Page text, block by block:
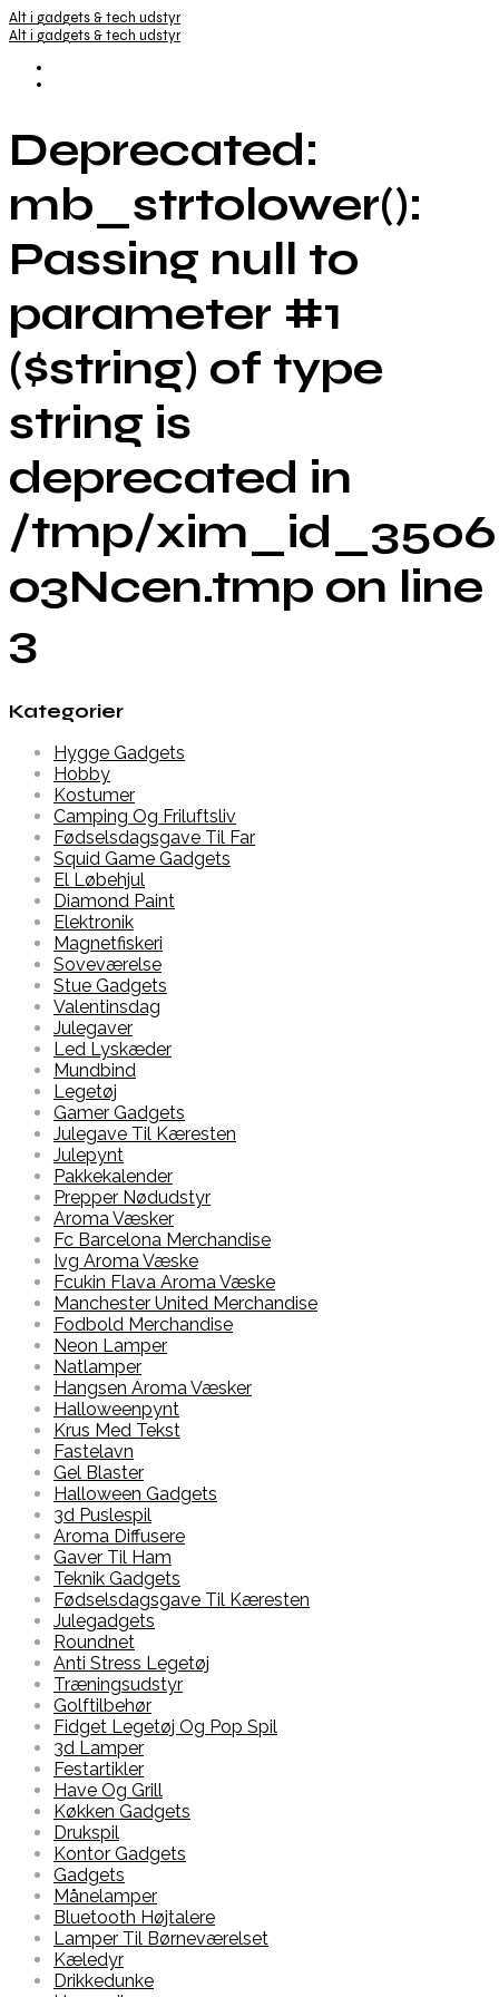
Alt i gadgets & tech udstyr
Alt i gadgets & tech udstyr
Deprecated:
mb_strtolower():
Passing null to
parameter #1
($string) of type
string is
deprecated in
/tmp/
o3Ncen.tmp on line
3
Kategorier
Hygge Gadgets
Hobby
Kostumer
Camping Og Friluftsliv
Fødselsdagsgave Til Far
Squid Game Gadgets
El Løbehjul
Diamond Paint
Elektronik
Magnetfiskeri
Soveværelse
Stue Gadgets
Valentinsdag
Julegaver
Led Lyskæder
Mundbind
Legetøj
Gamer Gadgets
Julegave Til Kæresten
Julepynt
Pakkekalender
Prepper Nødudstyr
Aroma Væsker
Fc Barcelona Merchandise
Ivg Aroma Væske
Fcukin Flava Aroma Væske
Manchester United Merchandise
Fodbold Merchandise
Neon Lamper
Natlamper
Hangsen Aroma Væsker
Halloweenpynt
Krus Med Tekst
Fastelavn
Gel Blaster
Halloween Gadgets
3d Puslespil
Aroma Diffusere
Gaver Til Ham
Teknik Gadgets
Fødselsdagsgave Til Kæresten
Julegadgets
Roundnet
Anti Stress Legetøj
Træningsudstyr
Golftilbehør
Fidget Legetøj Og Pop Spil
3d Lamper
Festartikler
Have Og Grill
Køkken Gadgets
Drukspil
Kontor Gadgets
Gadgets
Månelamper
Bluetooth Højtalere
Lamper Til Børneværelset
Kæledyr
Drikkedunke